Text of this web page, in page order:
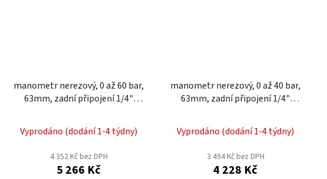
manometr nerezový, 0 až 60 bar,
63mm, zadní připojení 1/4"
Vyprodáno (dodání 1-4 týdny)
4 352 Kč bez DPH
5 266 Kč
manometr nerezový, 0 až 40 bar,
63mm, zadní připojení 1/4"
Vyprodáno (dodání 1-4 týdny)
3 494 Kč bez DPH
4 228 Kč